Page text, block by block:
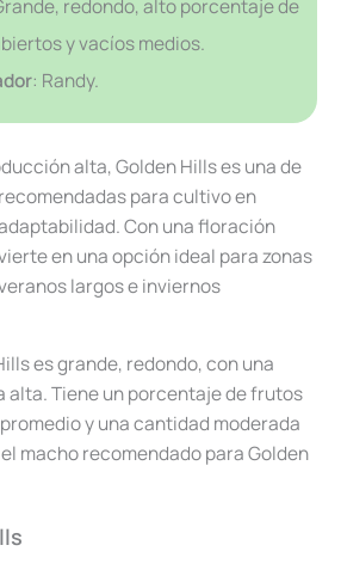
redondo, alto porcentaje de
y vacíos medios.
: Randy.
alta, Golden Hills es una de
para cultivo en
Con una floración
en una opción ideal para zonas
largos e inviernos
es grande, redondo, con una
alta. Tiene un porcentaje de frutos
y una cantidad moderada
macho recomendado para Golden